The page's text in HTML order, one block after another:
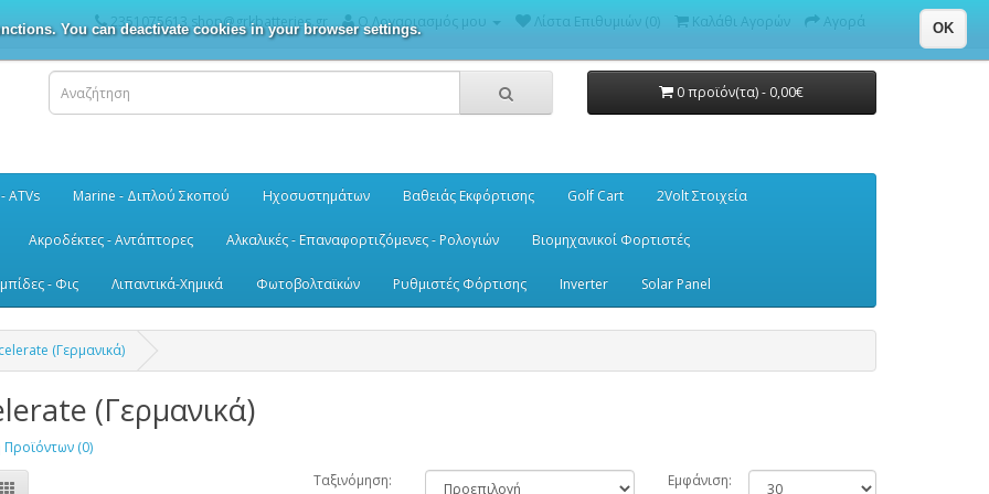
You can deactivate cookies in your browser settings. OK
2351075613 shop@grkbatteries.gr Ο Λογαριασμός μου Λίστα Επιθυμιών (0) Καλάθι Αγορών Αγορά
0 προϊόν(τα) - 0,00€
ATVs Marine - Διπλού Σκοπού Ηχοσυστημάτων Βαθειάς Εκφόρτισης Golf Cart 2Volt Στοιχεία
Ακροδέκτες - Αντάπτορες Αλκαλικές - Επαναφορτιζόμενες - Ρολογιών Βιομηχανικοί Φορτιστές
- Φις Λιπαντικά-Χημικά Φωτοβολταϊκών Ρυθμιστές Φόρτισης Inverter Solar Panel
(Γερμανικά)
(Γερμανικά)
Προϊόντων (0)
Ταξινόμηση:
Εμφάνιση: